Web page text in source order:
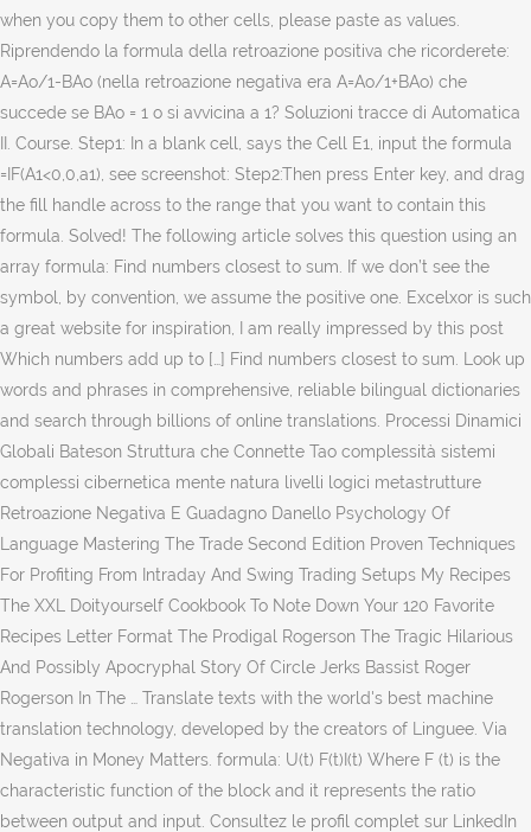
when you copy them to other cells, please paste as values.
Riprendendo la formula della retroazione positiva che ricorderete:
A=Ao/1-BAo (nella retroazione negativa era A=Ao/1+BAo) che
succede se BAo = 1 o si avvicina a 1? Soluzioni tracce di Automatica
II. Course. Step1: In a blank cell, says the Cell E1, input the formula
=IF(A1<0,0,a1), see screenshot: Step2:Then press Enter key, and drag
the fill handle across to the range that you want to contain this
formula. Solved! The following article solves this question using an
array formula: Find numbers closest to sum. If we don’t see the
symbol, by convention, we assume the positive one. Excelxor is such
a great website for inspiration, I am really impressed by this post
Which numbers add up to […] Find numbers closest to sum. Look up
words and phrases in comprehensive, reliable bilingual dictionaries
and search through billions of online translations. Processi Dinamici
Globali Bateson Struttura che Connette Tao complessità sistemi
complessi cibernetica mente natura livelli logici metastrutture
Retroazione Negativa E Guadagno Danello Psychology Of
Language Mastering The Trade Second Edition Proven Techniques
For Profiting From Intraday And Swing Trading Setups My Recipes
The XXL Doityourself Cookbook To Note Down Your 120 Favorite
Recipes Letter Format The Prodigal Rogerson The Tragic Hilarious
And Possibly Apocryphal Story Of Circle Jerks Bassist Roger
Rogerson In The … Translate texts with the world's best machine
translation technology, developed by the creators of Linguee. Via
Negativa in Money Matters. formula: U(t) F(t)I(t) Where F (t) is the
characteristic function of the block and it represents the ratio
between output and input. Consultez le profil complet sur LinkedIn